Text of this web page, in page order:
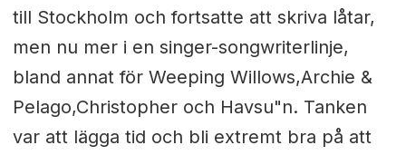
till Stockholm och fortsatte att skriva låtar,
men nu mer i en singer-songwriterlinje,
bland annat för Weeping Willows,Archie &
Pelago,Christopher och Havsu"n. Tanken
var att lägga tid och bli extremt bra på att